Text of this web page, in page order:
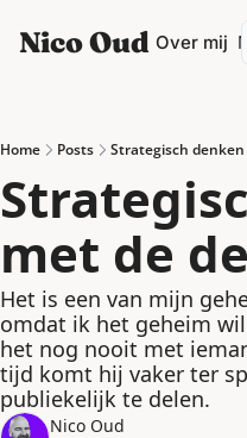
Nico Oud
Categories
Categories
Ondernemen
Personal
Podcasting
Productiviteit
Strategie
VrijMiPost
Over mij
Home Posts Strategisch
met de
Het is een van mijn
omdat ik het geheim
het nog nooit met
tijd komt hij vaker ter
publiekelijk te delen.
Nico Oud